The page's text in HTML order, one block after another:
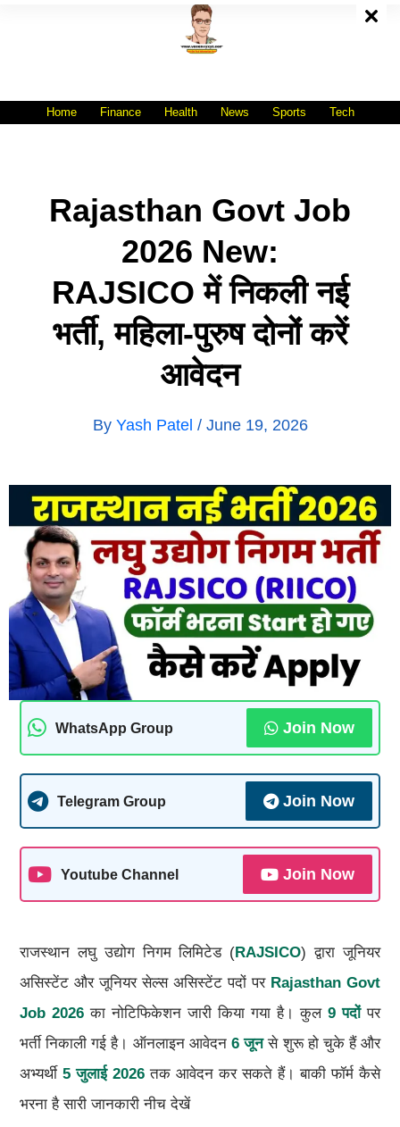
Home Finance Health News Sports Tech
Rajasthan Govt Job
2026 New:
RAJSICO में निकली नई
भर्ती, महिला-पुरुष दोनों करें
आवेदन
By Yash Patel / June 19, 2026
WhatsApp Group Join Now
Telegram Group Join Now
Youtube Channel Join Now
राजस्थान लघु उद्योग निगम लिमिटेड (RAJSICO) द्वारा जूनियर
असिस्टेंट और जूनियर सेल्स असिस्टेंट पदों पर Rajasthan Govt
Job 2026का नोटिफिकेशन जारी किया गया है। कुल9 पदोंपर
भर्ती निकाली गई है। ऑनलाइन आवेदन 6 जूनसे शुरू हो चुके हैं और
अभ्यर्थी 5 जुलाई 2026तक आवेदन कर सकते हैं। बाकी फॉर्म कैसे
भरना है सारी जानकारी नीच देखें